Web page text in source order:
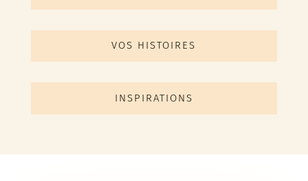
VOS HISTOIRES
INSPIRATIONS